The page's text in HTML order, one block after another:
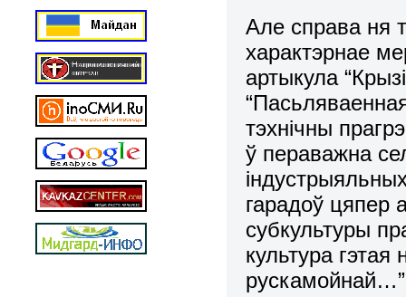
Але справа ня
характэрнае
артыкула
тэхнічны
ў пераважна
гарадоў
субкультуры
культура
рускамойнай…”